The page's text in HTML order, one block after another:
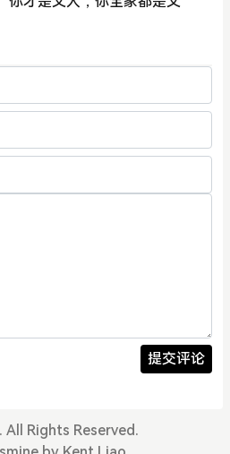
提交评论
All Rights Reserved.